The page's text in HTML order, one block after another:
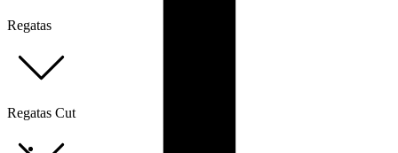
Regatas
Regatas Cut